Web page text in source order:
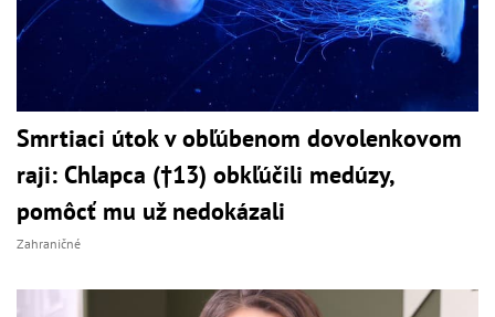
Smrtiaci útok v obľúbenom dovolenkovom
raji: Chlapca (†13) obkľúčili medúzy,
pomôcť mu už nedokázali
Zahraničné